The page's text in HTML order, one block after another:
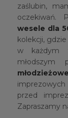
zaślubin,
oczekiwań.
wesele dla
kolekcji,
w każdym
młodzieżowe
przed
Zapraszamy